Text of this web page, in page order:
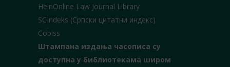
HeinOnline Law Journal Library
SCIndeks (Српски цитатни индекс)
Cobiss
Штампана издања часописа су
доступна у библиотекама широм